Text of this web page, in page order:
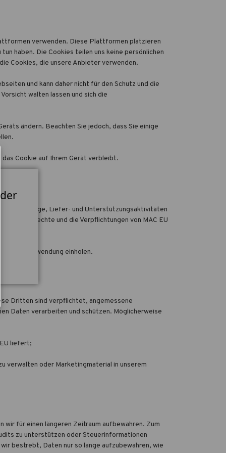
verwenden. Diese Plattformen platzieren
haben. Die Cookies teilen uns keine persönlichen
Cookies, die unsere Anbieter verwenden.
und kann daher nicht für den Schutz und die
walten lassen und sich die
ändern. Beachten Sie jedoch, dass Sie einige
Cookie auf Ihrem Gerät verbleibt.
um Verträge, Liefer- und Unterstützungsaktivitäten
Ihre Rechte und die Verpflichtungen von MAC EU
dieser Verwendung einholen.
Dritten sind verpflichtet, angemessene
Daten verarbeiten und schützen. Möglicherweise
liefert;
verwalten oder Marketingmaterial in unserem
für einen längeren Zeitraum aufbewahren. Zum
zu unterstützen oder Steuerinformationen
bestrebt, Daten nur so lange aufzubewahren, wie